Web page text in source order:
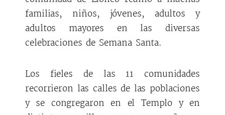
familias, niños, jóvenes, adultos y
adultos mayores en las diversas
celebraciones de Semana Santa.
Los fieles de las 11 comunidades
recorrieron las calles de las poblaciones
y se congregaron en el Templo y en